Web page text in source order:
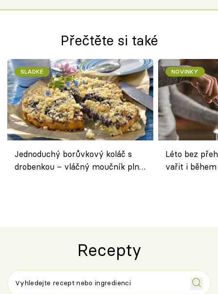
Přečtěte si také
SLADKÉ
Jednoduchý borůvkový koláč s
drobenkou – vláčný moučník plný
NOVINKY
Léto bez
vařit i
Recepty